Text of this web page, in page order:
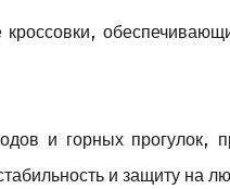
и горных прогулок,
и защиту на